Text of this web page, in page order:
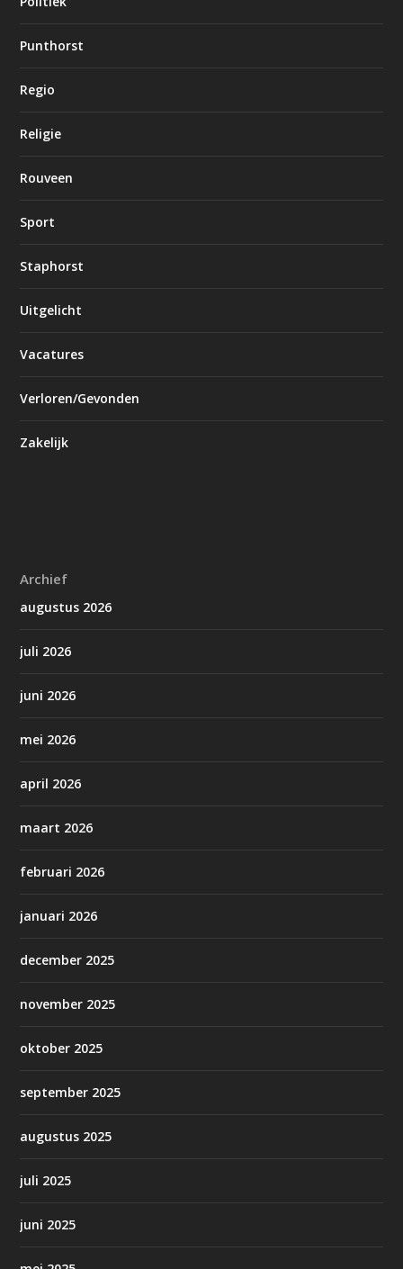
Punthorst
Regio
Religie
Rouveen
Sport
Staphorst
Uitgelicht
Vacatures
Verloren/Gevonden
Zakelijk
Archief
augustus 2026
juli 2026
juni 2026
mei 2026
april 2026
maart 2026
februari 2026
januari 2026
december 2025
november 2025
oktober 2025
september 2025
augustus 2025
juli 2025
juni 2025